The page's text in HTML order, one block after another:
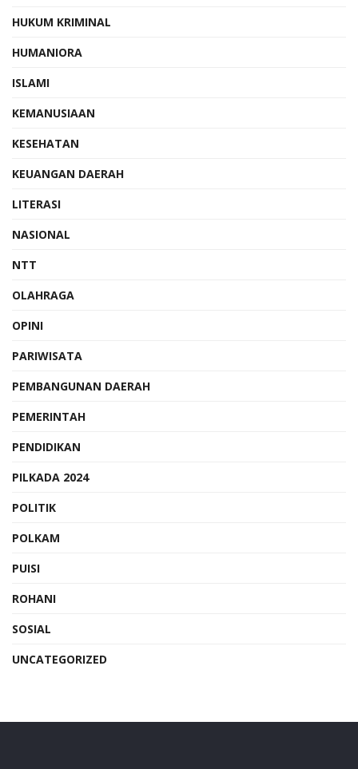
HUKUM KRIMINAL
HUMANIORA
ISLAMI
KEMANUSIAAN
KESEHATAN
KEUANGAN DAERAH
LITERASI
NASIONAL
NTT
OLAHRAGA
OPINI
PARIWISATA
PEMBANGUNAN DAERAH
PEMERINTAH
PENDIDIKAN
PILKADA 2024
POLITIK
POLKAM
PUISI
ROHANI
SOSIAL
UNCATEGORIZED